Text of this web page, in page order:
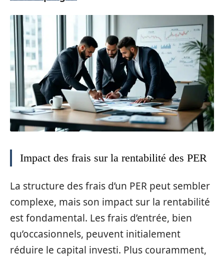
Impact des frais sur la rentabilité des PER
La structure des frais d’un PER peut sembler
complexe, mais son impact sur la rentabilité
est fondamental. Les frais d’entrée, bien
qu’occasionnels, peuvent initialement
réduire le capital investi. Plus couramment,